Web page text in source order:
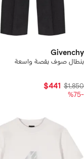
Givenchy
بنطال صوف بقصة واسعة
$1,850
$441
-%75